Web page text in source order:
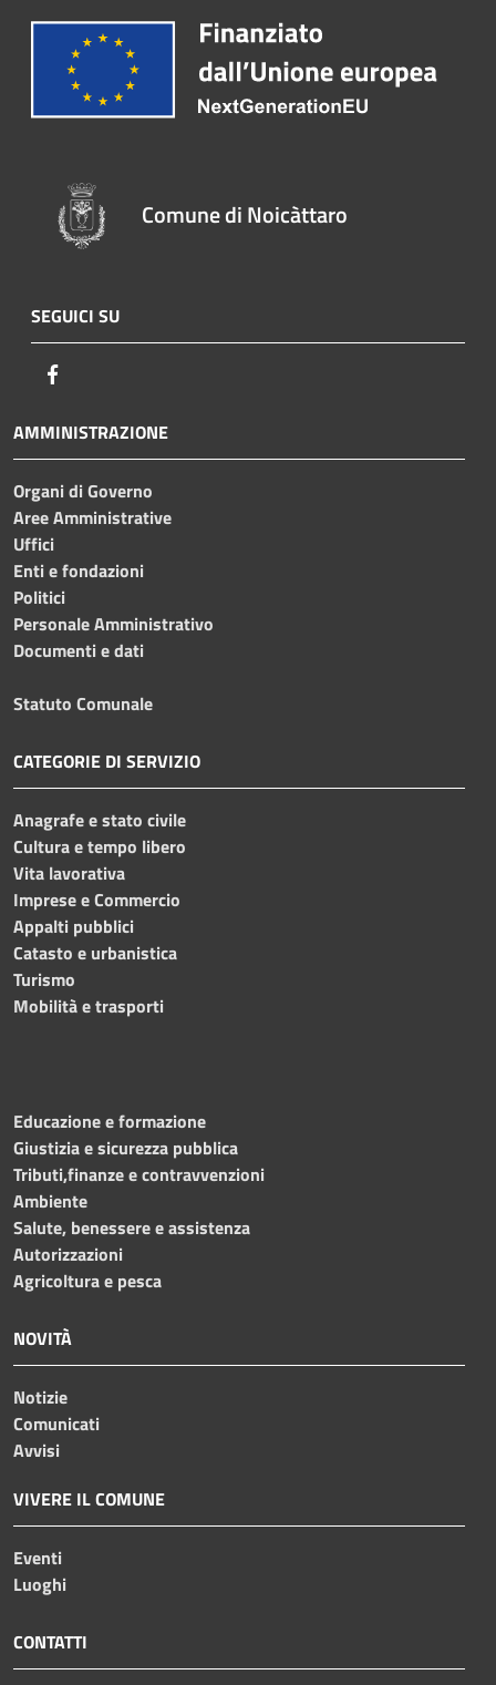
Comune di Noicàttaro
SEGUICI SU
AMMINISTRAZIONE
Organi di Governo
Aree Amministrative
Uffici
Enti e fondazioni
Politici
Personale Amministrativo
Documenti e dati
Statuto Comunale
CATEGORIE DI SERVIZIO
Anagrafe e stato civile
Cultura e tempo libero
Vita lavorativa
Imprese e Commercio
Appalti pubblici
Catasto e urbanistica
Turismo
Mobilità e trasporti
Educazione e formazione
Giustizia e sicurezza pubblica
Tributi,finanze e contravvenzioni
Ambiente
Salute, benessere e assistenza
Autorizzazioni
Agricoltura e pesca
NOVITÀ
Notizie
Comunicati
Avvisi
VIVERE IL COMUNE
Eventi
Luoghi
CONTATTI